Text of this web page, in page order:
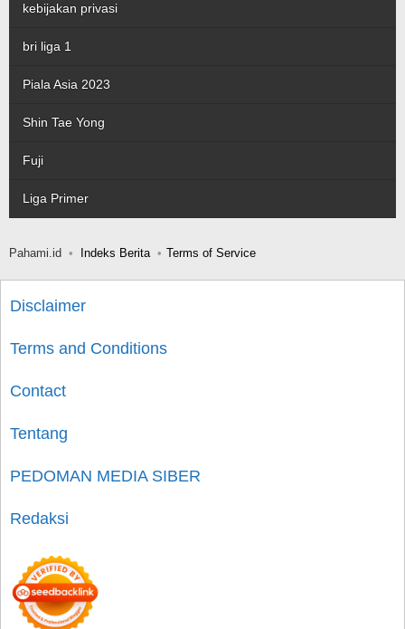
kebijakan privasi
bri liga 1
Piala Asia 2023
Shin Tae Yong
Fuji
Liga Primer
Pahami.id Indeks Berita Terms of Service
Disclaimer
Terms and Conditions
Contact
Tentang
PEDOMAN MEDIA SIBER
Redaksi